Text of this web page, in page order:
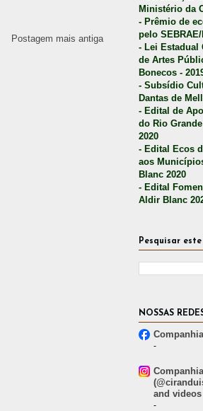
Postagem mais antiga
Ministério da
- Prêmio de
pelo SEBRAE/
- Lei Estadual
de Artes
Bonecos -
- Subsídio
Dantas de
- Edital de
do Rio
2020
- Edital Ecos
aos
Blanc 2020
- Edital
Aldir Blanc
Pesquisar
NOSSAS
-
and videos
-